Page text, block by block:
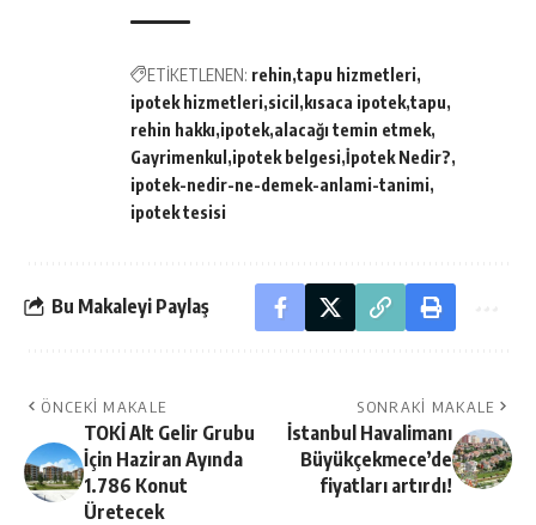
ETİKETLENEN: rehin tapu hizmetleri
ipotek hizmetleri sicil kısaca ipotek tapu
rehin hakkı ipotek alacağı temin etmek
Gayrimenkul ipotek belgesi İpotek Nedir?
ipotek-nedir-ne-demek-anlami-tanimi
ipotek tesisi
Bu Makaleyi Paylaş
ÖNCEKI MAKALE
TOKİ Alt Gelir Grubu
İçin Haziran Ayında
1.786 Konut
Üretecek
SONRAKI MAKALE
İstanbul Havalimanı
Büyükçekmece’de
fiyatları artırdı!